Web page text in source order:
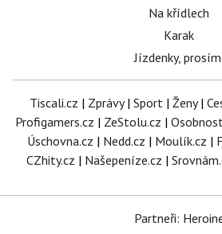
Na křídlech
Karak
Jízdenky,
Tiscali.cz | Zprávy| Sport | Ženy|
Profigamers.cz | ZeStolu.cz |
Úschovna.cz | Nedd.cz | Moulík.cz |
CZhity.cz | Našepeníze.cz |
Partneři: